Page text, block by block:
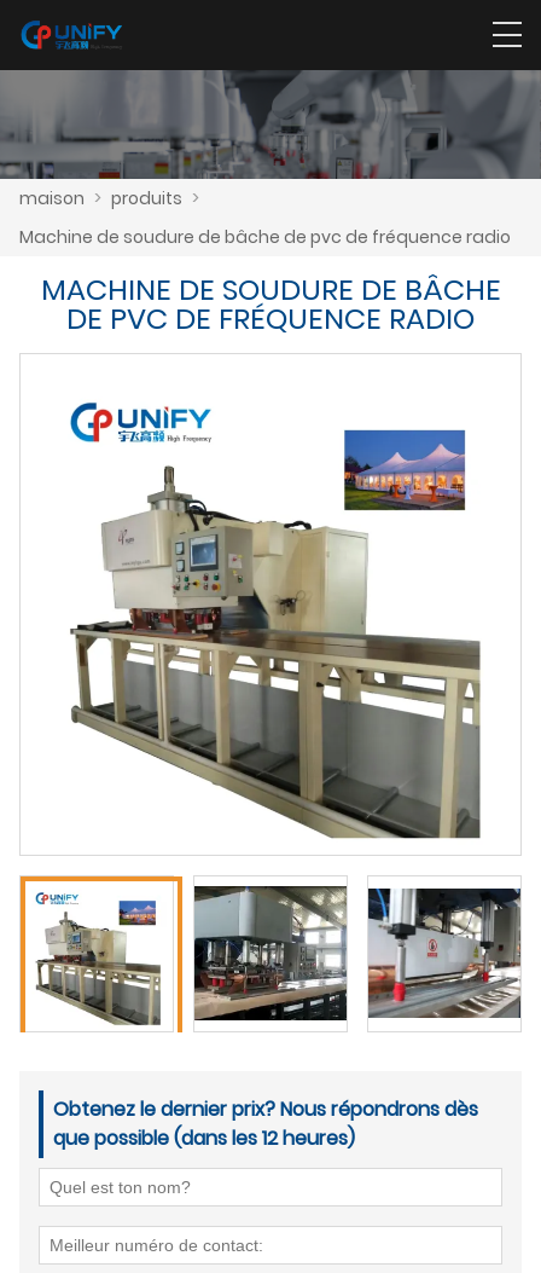
maison > produits >
Machine de soudure de bâche de pvc de fréquence radio
MACHINE DE SOUDURE DE BÂCHE
DE PVC DE FRÉQUENCE RADIO
Obtenez le dernier prix? Nous répondrons dès
que possible (dans les 12 heures)